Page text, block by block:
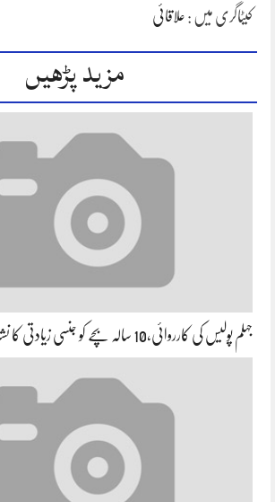
کیٹاگری میں : علاقائی
مزید پڑھیں
جہلم پولیس کی کارروائی،10 سالہ بچے کو جنسی زیادتی کا نشانہ بنانے والا ملزم…